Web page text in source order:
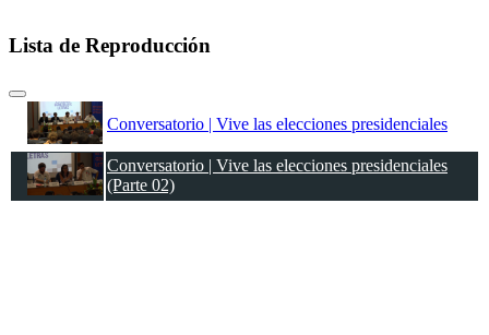
Lista de Reproducción
Conversatorio | Vive las elecciones presidenciales
Conversatorio | Vive las elecciones presidenciales
(Parte 02)